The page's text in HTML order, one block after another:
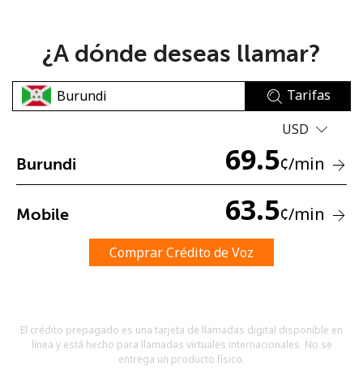
No se ha creado una contraseña
Mínimo 8 caracteres
Un caracter especial
¿A dónde deseas llamar?
Tarifas
USD
Burundi 69.5¢/min
Mobile 63.5¢/min
Comprar Crédito de Voz
El crédito prepagado es una tarjeta de llamadas digital disponible en
línea y está hecho para llamadas virtuales internacionales. No se
entrega un producto físico.